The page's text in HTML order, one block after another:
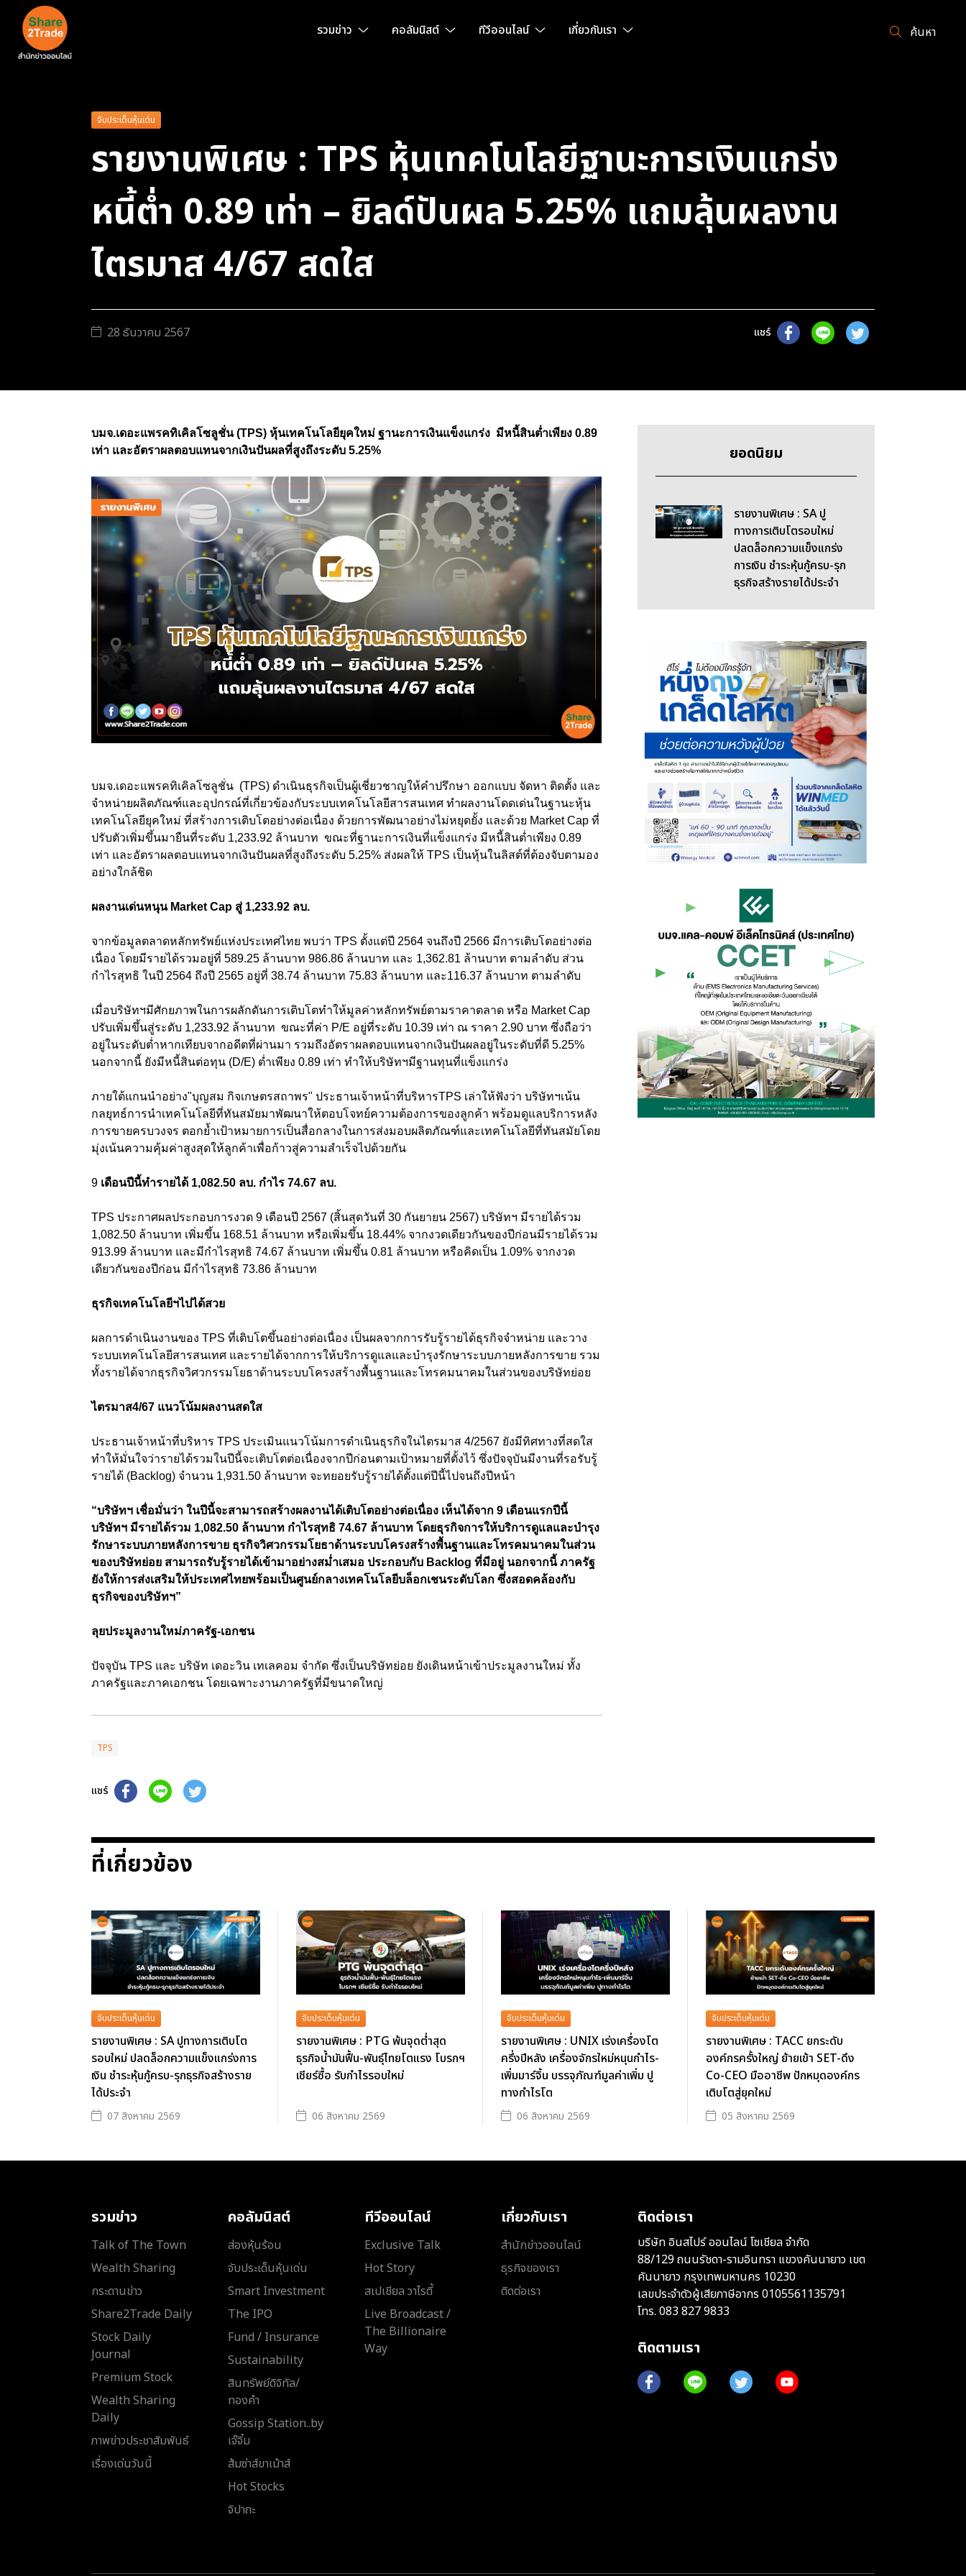
รวมข่าว คอลัมนิสต์ ทีวีออนไลน์ เกี่ยวกับเรา ค้นหา
จับประเด็นหุ้นเด่น
รายงานพิเศษ : TPS หุ้นเทคโนโลยีฐานะการเงินแกร่ง
หนี้ต่ำ 0.89 เท่า – ยิลด์ปันผล 5.25% แถมลุ้นผลงาน
ไตรมาส 4/67 สดใส
28 ธันวาคม 2567 แชร์
บมจ.เดอะแพรคทิเคิลโซลูชั่น (TPS) หุ้นเทคโนโลยียุคใหม่ ฐานะการเงินแข็งแกร่ง มีหนี้สินต่ำเพียง 0.89
เท่า และอัตราผลตอบแทนจากเงินปันผลที่สูงถึงระดับ 5.25%
บมจ.เดอะแพรคทิเคิลโซลูชั่น (TPS) ดำเนินธุรกิจเป็นผู้เชี่ยวชาญให้คำปรึกษา ออกแบบ จัดหา ติดตั้ง และ
จำหน่ายผลิตภัณฑ์และอุปกรณ์ที่เกี่ยวข้องกับระบบเทคโนโลยีสารสนเทศ ทำผลงานโดดเด่นในฐานะหุ้น
เทคโนโลยียุคใหม่ ที่สร้างการเติบโตอย่างต่อเนื่อง ด้วยการพัฒนาอย่างไม่หยุดยั้ง และด้วย Market Cap ที่
ปรับตัวเพิ่มขึ้นมายืนที่ระดับ 1,233.92 ล้านบาท ขณะที่ฐานะการเงินที่แข็งแกร่ง มีหนี้สินต่ำเพียง 0.89
เท่า และอัตราผลตอบแทนจากเงินปันผลที่สูงถึงระดับ 5.25% ส่งผลให้ TPS เป็นหุ้นในลิสต์ที่ต้องจับตามอง
อย่างใกล้ชิด
ผลงานเด่นหนุน Market Cap สู่ 1,233.92 ลบ.
จากข้อมูลตลาดหลักทรัพย์แห่งประเทศไทย พบว่า TPS ตั้งแต่ปี 2564 จนถึงปี 2566 มีการเติบโตอย่างต่อ
เนื่อง โดยมีรายได้รวมอยู่ที่ 589.25 ล้านบาท 986.86 ล้านบาท และ 1,362.81 ล้านบาท ตามลำดับ ส่วน
กำไรสุทธิ ในปี 2564 ถึงปี 2565 อยู่ที่ 38.74 ล้านบาท 75.83 ล้านบาท และ116.37 ล้านบาท ตามลำดับ
เมื่อบริษัทฯมีศักยภาพในการผลักดันการเติบโตทำให้มูลค่าหลักทรัพย์ตามราคาตลาด หรือ Market Cap
ปรับเพิ่มขึ้นสู่ระดับ 1,233.92 ล้านบาท ขณะที่ค่า P/E อยู่ที่ระดับ 10.39 เท่า ณ ราคา 2.90 บาท ซึ่งถือว่า
อยู่ในระดับต่ำหากเทียบจากอดีตที่ผ่านมา รวมถึงอัตราผลตอบแทนจากเงินปันผลอยู่ในระดับที่ดี 5.25%
นอกจากนี้ ยังมีหนี้สินต่อทุน (D/E) ต่ำเพียง 0.89 เท่า ทำให้บริษัทฯมีฐานทุนที่แข็งแกร่ง
ภายใต้แกนนำอย่าง"บุญสม กิจเกษตรสถาพร" ประธานเจ้าหน้าที่บริหารTPS เล่าให้ฟังว่า บริษัทฯเน้น
กลยุทธ์การนำเทคโนโลยีที่ทันสมัยมาพัฒนาให้ตอบโจทย์ความต้องการของลูกค้า พร้อมดูแลบริการหลัง
การขายครบวงจร ตอกย้ำเป้าหมายการเป็นสื่อกลางในการส่งมอบผลิตภัณฑ์และเทคโนโลยีที่ทันสมัยโดย
มุ่งเน้นความคุ้มค่าสูงสุดให้ลูกค้าเพื่อก้าวสู่ความสำเร็จไปด้วยกัน
9 เดือนปีนี้ทำรายได้ 1,082.50 ลบ. กำไร 74.67 ลบ.
TPS ประกาศผลประกอบการงวด 9 เดือนปี 2567 (สิ้นสุดวันที่ 30 กันยายน 2567) บริษัทฯ มีรายได้รวม
1,082.50 ล้านบาท เพิ่มขึ้น 168.51 ล้านบาท หรือเพิ่มขึ้น 18.44% จากงวดเดียวกันของปีก่อนมีรายได้รวม
913.99 ล้านบาท และมีกำไรสุทธิ 74.67 ล้านบาท เพิ่มขึ้น 0.81 ล้านบาท หรือคิดเป็น 1.09% จากงวด
เดียวกันของปีก่อน มีกำไรสุทธิ 73.86 ล้านบาท
ธุรกิจเทคโนโลยีฯไปได้สวย
ผลการดำเนินงานของ TPS ที่เติบโตขึ้นอย่างต่อเนื่อง เป็นผลจากการรับรู้รายได้ธุรกิจจำหน่าย และวาง
ระบบเทคโนโลยีสารสนเทศ และรายได้จากการให้บริการดูแลและบำรุงรักษาระบบภายหลังการขาย รวม
ทั้งรายได้จากธุรกิจวิศวกรรมโยธาด้านระบบโครงสร้างพื้นฐานและโทรคมนาคมในส่วนของบริษัทย่อย
ไตรมาส4/67 แนวโน้มผลงานสดใส
ประธานเจ้าหน้าที่บริหาร TPS ประเมินแนวโน้มการดำเนินธุรกิจในไตรมาส 4/2567 ยังมีทิศทางที่สดใส
ทำให้มั่นใจว่ารายได้รวมในปีนี้จะเติบโตต่อเนื่องจากปีก่อนตามเป้าหมายที่ตั้งไว้ ซึ่งปัจจุบันมีงานที่รอรับรู้
รายได้ (Backlog) จำนวน 1,931.50 ล้านบาท จะทยอยรับรู้รายได้ตั้งแต่ปีนี้ไปจนถึงปีหน้า
“บริษัทฯ เชื่อมั่นว่า ในปีนี้จะสามารถสร้างผลงานได้เติบโตอย่างต่อเนื่อง เห็นได้จาก 9 เดือนแรกปีนี้
บริษัทฯ มีรายได้รวม 1,082.50 ล้านบาท กำไรสุทธิ 74.67 ล้านบาท โดยธุรกิจการให้บริการดูแลและบำรุง
รักษาระบบภายหลังการขาย ธุรกิจวิศวกรรมโยธาด้านระบบโครงสร้างพื้นฐานและโทรคมนาคมในส่วน
ของบริษัทย่อย สามารถรับรู้รายได้เข้ามาอย่างสม่ำเสมอ ประกอบกับ Backlog ที่มีอยู่ นอกจากนี้ ภาครัฐ
ยังให้การส่งเสริมให้ประเทศไทยพร้อมเป็นศูนย์กลางเทคโนโลยีบล็อกเชนระดับโลก ซึ่งสอดคล้องกับ
ธุรกิจของบริษัทฯ”
ลุยประมูลงานใหม่ภาครัฐ-เอกชน
ปัจจุบัน TPS และ บริษัท เดอะวิน เทเลคอม จำกัด ซึ่งเป็นบริษัทย่อย ยังเดินหน้าเข้าประมูลงานใหม่ ทั้ง
ภาครัฐและภาคเอกชน โดยเฉพาะงานภาครัฐที่มีขนาดใหญ่
TPS
แชร์
ยอดนิยม
รายงานพิเศษ : SA ปู
ทางการเติบโตรอบใหม่
ปลดล็อกความแข็งแกร่ง
การเงิน ชำระหุ้นกู้ครบ-รุก
ธุรกิจสร้างรายได้ประจำ
ที่เกี่ยวข้อง
จับประเด็นหุ้นเด่น
รายงานพิเศษ : SA ปูทางการเติบโต
รอบใหม่ ปลดล็อกความแข็งแกร่งการ
เงิน ชำระหุ้นกู้ครบ-รุกธุรกิจสร้างราย
ได้ประจำ
07 สิงหาคม 2569
จับประเด็นหุ้นเด่น
รายงานพิเศษ : PTG พ้นจุดต่ำสุด
ธุรกิจน้ำมันฟื้น-พันธุ์ไทยโตแรง โบรกฯ
เชียร์ซื้อ รับกำไรรอบใหม่
06 สิงหาคม 2569
จับประเด็นหุ้นเด่น
รายงานพิเศษ : UNIX เร่งเครื่องโต
ครึ่งปีหลัง เครื่องจักรใหม่หนุนกำไร-
เพิ่มมาร์จิ้น บรรจุภัณฑ์มูลค่าเพิ่ม ปู
ทางกำไรโต
06 สิงหาคม 2569
จับประเด็นหุ้นเด่น
รายงานพิเศษ : TACC ยกระดับ
องค์กรครั้งใหญ่ ย้ายเข้า SET-ดึง
Co-CEO มืออาชีพ ปักหมุดองค์กร
เติบโตสู่ยุคใหม่
05 สิงหาคม 2569
รวมข่าว
Talk of The Town
Wealth Sharing
กระดานข่าว
Share2Trade Daily
Stock Daily
Journal
Premium Stock
Wealth Sharing
Daily
ภาพข่าวประชาสัมพันธ์
เรื่องเด่นวันนี้
คอลัมนิสต์
ส่องหุ้นร้อน
จับประเด็นหุ้นเด่น
Smart Investment
The IPO
Fund / Insurance
Sustainability
สินทรัพย์ดิจิทัล/
ทองคำ
Gossip Station..by
เจ๊จิ๋ม
ส้มซ่าส์ขาเม้าส์
Hot Stocks
จิปาถะ
ทีวีออนไลน์
Exclusive Talk
Hot Story
สเปเชียล วาไรตี้
Live Broadcast /
The Billionaire
Way
เกี่ยวกับเรา
สำนักข่าวออนไลน์
ธุรกิจของเรา
ติดต่อเรา
ติดต่อเรา
บริษัท อินสไปร์ ออนไลน์ โซเชียล จำกัด
88/129 ถนนรัชดา-รามอินทรา แขวงคันนายาว เขต
คันนายาว กรุงเทพมหานคร 10230
เลขประจำตัวผู้เสียภาษีอากร 0105561135791
โทร. 083 827 9833
ติดตามเรา